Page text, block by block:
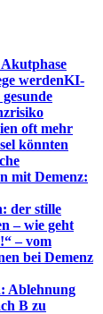
werdenKI-
oft mehr
könnten
mit Demenz:
der stille
– wie geht
– vom
bei Demenz
Ablehnung
B zu